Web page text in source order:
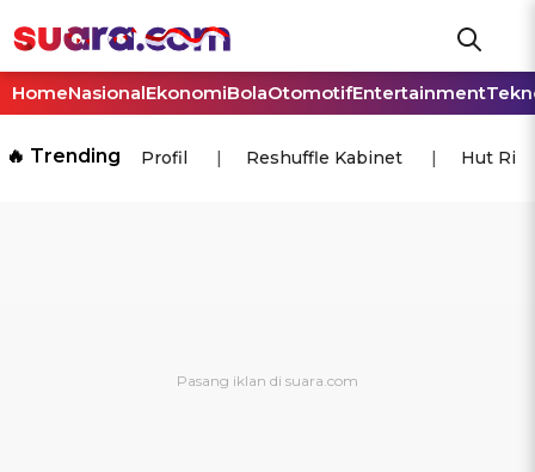
HomeNasionalEkonomiBolaOtomotifEntertainment
🔥 Trending Profil Reshuffle Kabinet Hut Ri